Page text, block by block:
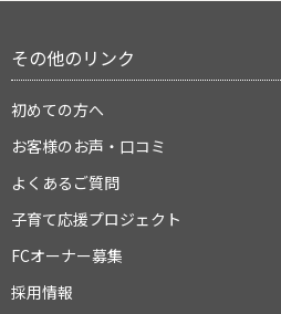
その他のリンク
初めての方へ
お客様のお声・口コミ
よくあるご質問
子育て応援プロジェクト
FCオーナー募集
採用情報